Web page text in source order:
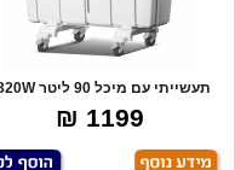
כולל שלט
1199 ₪